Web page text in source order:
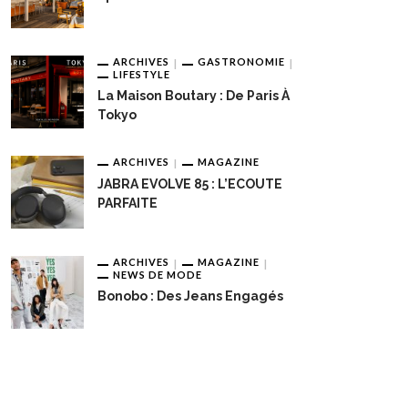
ARCHIVES
GASTRONOMIE
LIFESTYLE
La Maison Boutary : De Paris À
Tokyo
ARCHIVES MAGAZINE
JABRA EVOLVE 85 : L’ECOUTE
PARFAITE
ARCHIVES
MAGAZINE
NEWS DE MODE
Bonobo : Des Jeans Engagés